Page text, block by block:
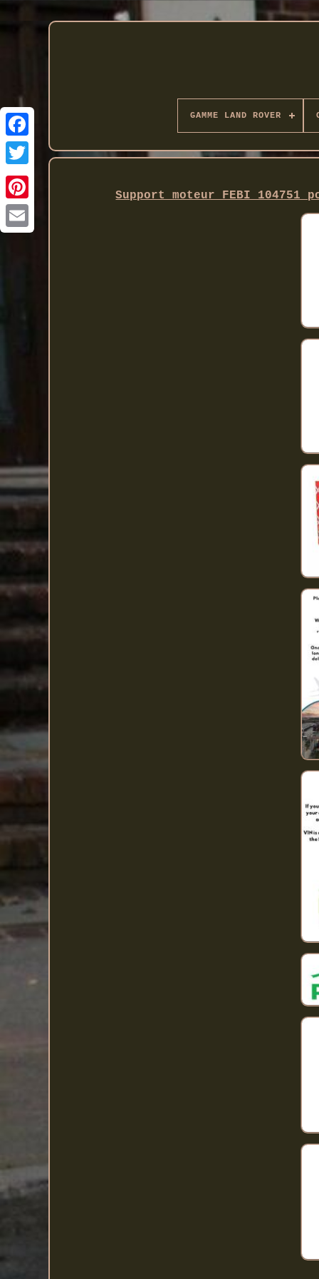
Twitter
GAMME LAND ROVER
Support moteur FEBI 104751